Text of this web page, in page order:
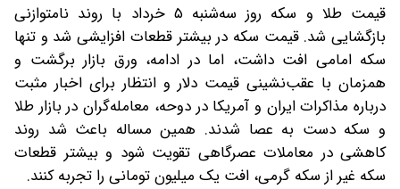
قیمت طلا و سکه روز سه‌شنبه ۵ خرداد با روند نامتوازنی
بازگشایی شد. قیمت سکه در بیشتر قطعات افزایشی شد و تنها
سکه امامی افت داشت، اما در ادامه، ورق بازار برگشت و
همزمان با عقب‌نشینی قیمت دلار و انتظار برای اخبار مثبت
درباره مذاکرات ایران و آمریکا در دوحه، معامله‌گران در بازار طلا
و سکه دست به عصا شدند. همین مساله باعث شد روند
کاهشی در معاملات عصرگاهی تقویت شود و بیشتر قطعات
سکه غیر از سکه گرمی، افت یک میلیون تومانی را تجربه کنند.